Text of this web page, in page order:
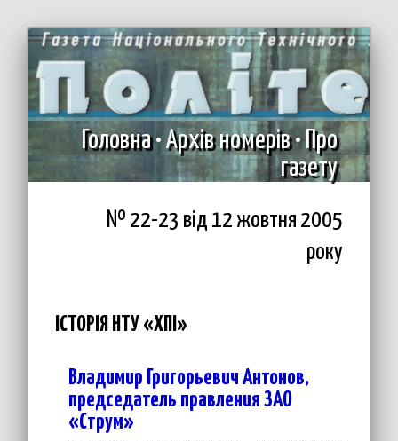
Головна• Архів номерів• Про
газету
№ 22-23 вiд 12 жовтня 2005
року
ІСТОРІЯ НТУ «ХПІ»
Владимир Григорьевич Антонов,
председатель правления ЗАО
«Струм»